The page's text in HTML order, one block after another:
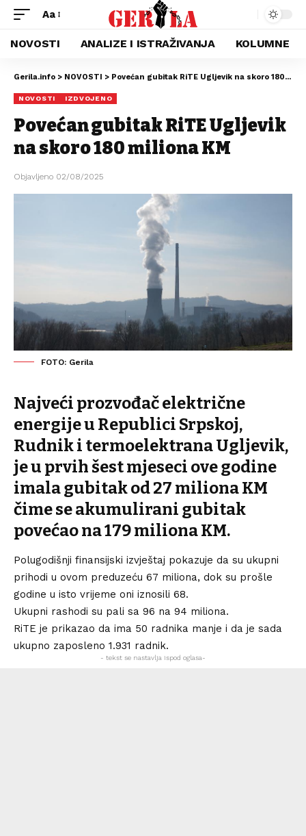
Aa
NOVOSTI ANALIZE I ISTRAŽIVANJA KOLUMNE
Gerila.info > NOVOSTI > Povećan gubitak RiTE Ugljevik na skoro 180 miliona KM
NOVOSTI IZDVOJENO
Povećan gubitak RiTE Ugljevik
na skoro 180 miliona KM
Objavljeno 02/08/2025
FOTO: Gerila
Najveći prozvođač električne
energije u Republici Srpskoj,
Rudnik i termoelektrana Ugljevik,
je u prvih šest mjeseci ove godine
imala gubitak od 27 miliona KM
čime se akumulirani gubitak
povećao na 179 miliona KM.
Polugodišnji finansijski izvještaj pokazuje da su ukupni
prihodi u ovom preduzeću 67 miliona, dok su prošle
godine u isto vrijeme oni iznosili 68.
Ukupni rashodi su pali sa 96 na 94 miliona.
RiTE je prikazao da ima 50 radnika manje i da je sada
ukupno zaposleno 1.931 radnik.
- tekst se nastavlja ispod oglasa-